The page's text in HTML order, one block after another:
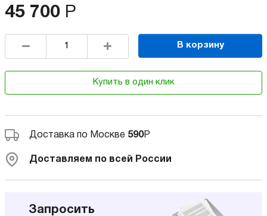
45 700 Р
В корзину
Купить в один клик
Доставка по Москве 590Р
Доставляем по всей России
Запросить